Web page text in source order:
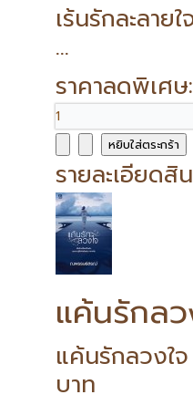
เร้นรักละลา
...
ราคาลดพิเศ
รายละเอียดสิ
แค้นรักลว
แค้นรักลวง
บาท